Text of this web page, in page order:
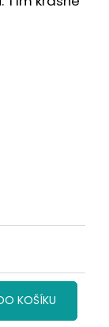
KOŠÍKU